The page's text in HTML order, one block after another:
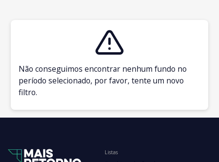
Não conseguimos encontrar nenhum fundo no
período selecionado, por favor, tente um novo
filtro.
Listas